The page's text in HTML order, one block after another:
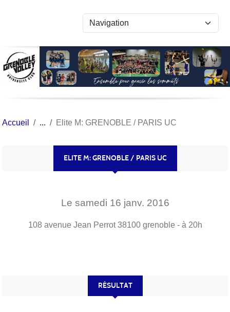
Accueil Elite M: GRENOBLE / PARIS UC
ELITE M: GRENOBLE / PARIS UC
Le samedi 16 janv. 2016
108 avenue Jean Perrot 38100 grenoble - à 20h
RÉSULTAT